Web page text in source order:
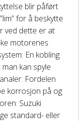
blir påført
for å beskytte
ved dette er at
motorenes
En kobling
kan spyle
Fordelen
korrosjon på og
Suzuki
standard- eller